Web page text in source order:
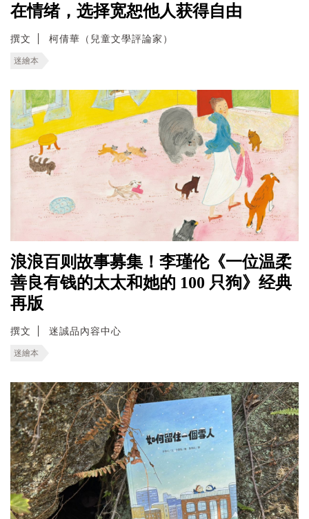
在情绪，选择宽恕他人获得自由
撰文 柯倩華（兒童文學評論家）
迷繪本
浪浪百则故事募集！李瑾伦《一位温柔
善良有钱的太太和她的 100 只狗》经典
再版
撰文 迷誠品內容中心
迷繪本